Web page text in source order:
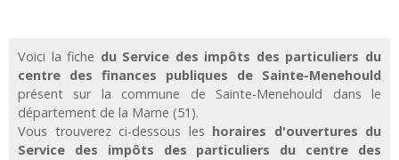
Voici la fiche du Service des impôts des particuliers du
centre des finances publiques de Sainte-Menehould
présent sur la commune de Sainte-Menehould dans le
département de la Marne (51).
Vous trouverez ci-dessous les horaires d'ouvertures du
Service des impôts des particuliers du centre des